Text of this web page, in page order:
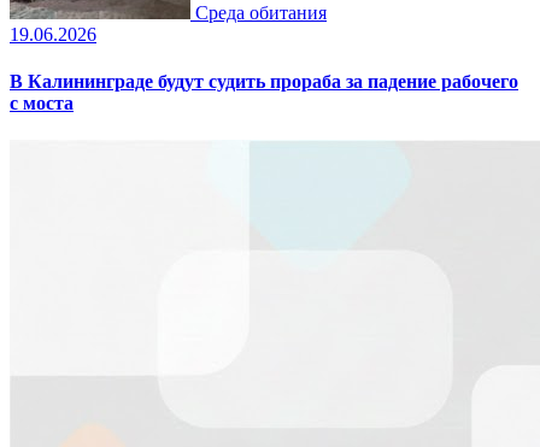
Среда обитания
19.06.2026
В Калининграде будут судить прораба за падение рабочего
с моста